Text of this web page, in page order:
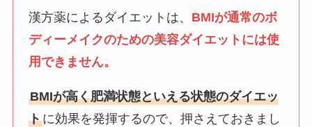
漢方薬によるダイエットは、 BMIが通常のボ
ディーメイクのための美容ダイエットには使
用できません。
BMIが高く肥満状態といえる状態のダイエッ
トに効果を発揮するので、押さえておきまし